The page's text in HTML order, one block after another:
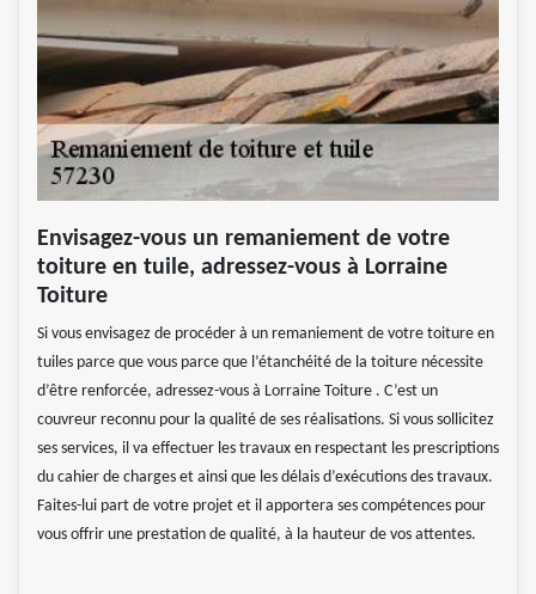
Envisagez-vous un remaniement de votre
toiture en tuile, adressez-vous à Lorraine
Toiture
Si vous envisagez de procéder à un remaniement de votre toiture en
tuiles parce que vous parce que l’étanchéité de la toiture nécessite
d’être renforcée, adressez-vous à Lorraine Toiture . C’est un
couvreur reconnu pour la qualité de ses réalisations. Si vous sollicitez
ses services, il va effectuer les travaux en respectant les prescriptions
du cahier de charges et ainsi que les délais d’exécutions des travaux.
Faites-lui part de votre projet et il apportera ses compétences pour
vous offrir une prestation de qualité, à la hauteur de vos attentes.